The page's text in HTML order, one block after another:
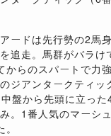
ードは先行勢の2馬
追走。馬群がバラけ
からのスパートで力
ジアンタークティッ
盤から先頭に立った
。1番人気のマーシ